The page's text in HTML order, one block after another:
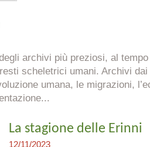
archivi più preziosi, al
scheletrici umani. Archivi
umana, le migrazioni,
La stagione delle Erinni
12/11/2023